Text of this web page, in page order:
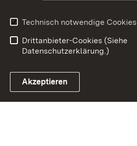
Technisch notwendige Cookies
Drittanbieter-Cookies (Siehe
Datenschutzerklärung.)
Akzeptieren